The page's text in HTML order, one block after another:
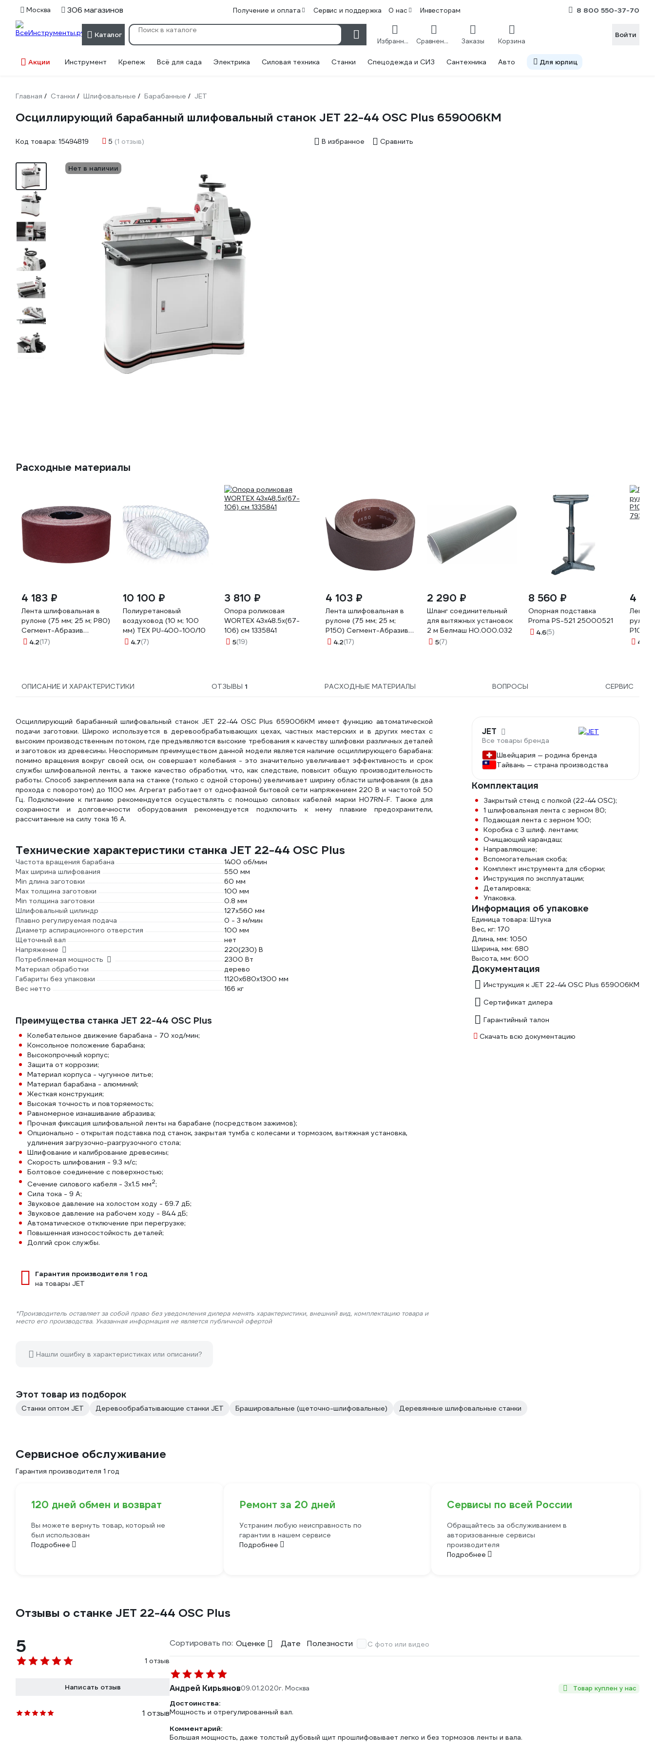
Москва 306 магазинов Получение и оплата Сервис и поддержка О нас Инвесторам 8 800 550-37-70
Каталог
Избранное Сравнение Заказы Корзина
Войти
Акции Инструмент Крепеж Всё для сада Электрика Силовая техника Станки Спецодежда и СИЗ Сантехника Авто Для юрлиц
Главная / Станки / Шлифовальные / Барабанные / JET
Осциллирующий барабанный шлифовальный станок JET 22-44 OSC Plus 659006KM
Код товара: 15494819 5 (1 отзыв) В избранное Сравнить
Нет в наличии
Расходные материалы
4 183 ₽
Лента шлифовальная в
рулоне (75 мм; 25 м; Р80)
Сегмент-Абразив
7930091771882
4.2(17)
10 100 ₽
Полиуретановый
воздуховод (10 м; 100
мм) TEX PU-400-100/10
4.7(7)
3 810 ₽
Опора роликовая
WORTEX 43x48.5x(67-
106) см 1335841
5(19)
4 103 ₽
Лента шлифовальная в
рулоне (75 мм; 25 м;
Р150) Сегмент-Абразив
7930091771912
4.2(17)
2 290 ₽
Шланг соединительный
для вытяжных установок
2 м Белмаш HO.000.032
5(7)
8 560 ₽
Опорная подставка
Proma PS-521 25000521
4.6(5)
4
Лента
Р100)
4.2
ОПИСАНИЕ И ХАРАКТЕРИСТИКИ ОТЗЫВЫ 1 РАСХОДНЫЕ МАТЕРИАЛЫ ВОПРОСЫ СЕРВИС
Осциллирующий барабанный шлифовальный станок JET 22-44 OSC Plus 659006KM имеет функцию автоматической
подачи заготовки. Широко используется в деревообрабатывающих цехах, частных мастерских и в других местах с
высоким производственным потоком, где предъявляются высокие требования к качеству шлифовки различных деталей
и заготовок из древесины. Неоспоримым преимуществом данной модели является наличие осциллирующего барабана:
помимо вращения вокруг своей оси, он совершает колебания - это значительно увеличивает эффективность и срок
службы шлифовальной ленты, а также качество обработки, что, как следствие, повысит общую производительность
работы. Способ закрепления вала на станке (только с одной стороны) увеличивает ширину области шлифования (в два
прохода с поворотом) до 1100 мм. Агрегат работает от однофазной бытовой сети напряжением 220 В и частотой 50
Гц. Подключение к питанию рекомендуется осуществлять с помощью силовых кабелей марки H07RN-F. Также для
сохранности и долговечности оборудования рекомендуется подключить к нему плавкие предохранители,
рассчитанные на силу тока 16 А.
Технические характеристики станка JET 22-44 OSC Plus
Частота вращения барабана
1400 об/мин
Max ширина шлифования
550 мм
Min длина заготовки
60 мм
Max толщина заготовки
100 мм
Min толщина заготовки
0.8 мм
Шлифовальный цилиндр
127х560 мм
Плавно регулируемая подача
0 - 3 м/мин
Диаметр аспирационного отверстия
100 мм
Щеточный вал
нет
Напряжение
220(230) В
Потребляемая мощность
2300 Вт
Материал обработки
дерево
Габариты без упаковки
1120х680х1300 мм
Вес нетто
166 кг
Преимущества станка JET 22-44 OSC Plus
Колебательное движение барабана - 70 ход/мин;
Консольное положение барабана;
Высокопрочный корпус;
Защита от коррозии;
Материал корпуса - чугунное литье;
Материал барабана - алюминий;
Жесткая конструкция;
Высокая точность и повторяемость;
Равномерное изнашивание абразива;
Прочная фиксация шлифовальной ленты на барабане (посредством зажимов);
Опционально - открытая подставка под станок, закрытая тумба с колесами и тормозом, вытяжная установка,
удлинения загрузочно-разгрузочного стола;
Шлифование и калибрование древесины;
Скорость шлифования - 9.3 м/с;
Болтовое соединение с поверхностью;
Сечение силового кабеля - 3х1.5 мм2;
Сила тока - 9 А;
Звуковое давление на холостом ходу - 69.7 дБ;
Звуковое давление на рабочем ходу - 84.4 дБ;
Автоматическое отключение при перегрузке;
Повышенная износостойкость деталей;
Долгий срок службы.
Гарантия производителя 1 год
на товары JET
*Производитель оставляет за собой право без уведомления дилера менять характеристики, внешний вид, комплектацию товара и
место его производства. Указанная информация не является публичной офертой
Нашли ошибку в характеристиках или описании?
JET
Все товары бренда
Швейцария — родина бренда
Тайвань — страна производства
Комплектация
Закрытый стенд с полкой (22-44 OSC);
1 шлифовальная лента с зерном 80;
Подающая лента с зерном 100;
Коробка с 3 шлиф. лентами;
Очищающий карандаш;
Направляющие;
Вспомогательная скоба;
Комплект инструмента для сборки;
Инструкция по эксплуатации;
Деталировка;
Упаковка.
Информация об упаковке
Единица товара: Штука
Вес, кг: 170
Длина, мм: 1050
Ширина, мм: 680
Высота, мм: 600
Документация
Инструкция к JET 22-44 OSC Plus 659006KM
Сертификат дилера
Гарантийный талон
Скачать всю документацию
Этот товар из подборок
Станки оптом JET Деревообрабатывающие станки JET Брашировальные (щеточно-шлифовальные) Деревянные шлифовальные станки
Сервисное обслуживание
Гарантия производителя 1 год
120 дней обмен и возврат
Вы можете вернуть товар, который не
был использован
Подробнее
Ремонт за 20 дней
Устраним любую неисправность по
гарантии в нашем сервисе
Подробнее
Сервисы по всей России
Обращайтесь за обслуживанием в
авторизованные сервисы
производителя
Подробнее
Отзывы о станке JET 22-44 OSC Plus
5
1 отзыв
Написать отзыв
1 отзыв
Сортировать по: Оценке Дате Полезности С фото или видео
Андрей Кирьянов09.01.2020г. Москва Товар куплен у нас
Достоинства:
Мощность и отрегулированный вал.
Комментарий:
Большая мощность, даже толстый дубовый щит прошлифовывает легко и без тормозов ленты и вала.